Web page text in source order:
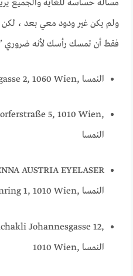
مسألة حساسة للغاية والجميع
ولم يكن غير ودود معي بعد ، لكن
فقط أن تمسك رأسك لأنه ضروري
Dr. Fouad Tahan Fillgradergasse 2, 1060 Wien, النمسا
5, 1010 Wien,
النمسا
AUSTRIA EYELASER
Opernring 1, 1010 Wien, النمسا
Johannesgasse 12,
1010 Wien, النمسا